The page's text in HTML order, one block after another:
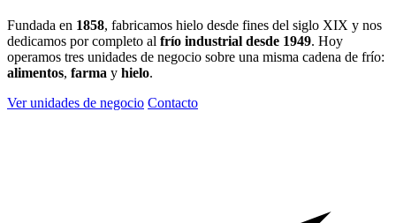
Fundada en 1858, fabricamos hielo desde fines del siglo XIX y nos
dedicamos por completo al frío industrial desde 1949. Hoy
operamos tres unidades de negocio sobre una misma cadena de frío:
alimentos, farma y hielo.
Ver unidades de negocio Contacto